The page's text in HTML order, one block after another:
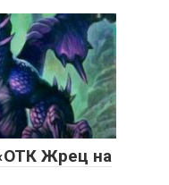
Жрец на